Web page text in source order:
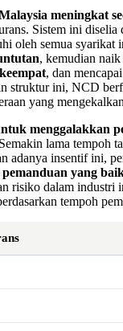
meningkat
Sistem ini diselia
oleh semua syarikat
, kemudian naik
, dan mencapai
struktur ini, NCD
yang
menggalakkan
Semakin lama tempoh
adanya insentif ini,
yang
risiko dalam
tempoh